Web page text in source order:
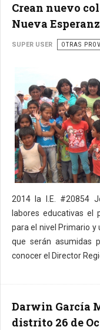
Crean nuevo
Nueva
SUPER USER OTRAS
2014 la I.E. #20854
labores educativas el
para el nivel Primario y
que serán asumidas
conocer el Director
Darwin García
distrito 26 de